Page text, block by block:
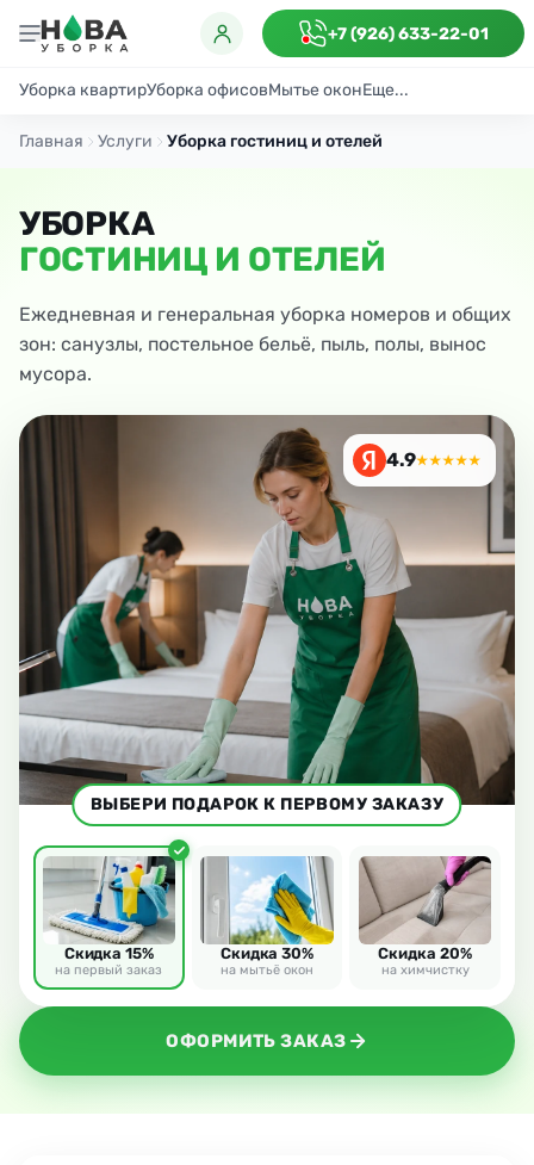
+7 (926) 633-22-01
Уборка квартирУборка офисовМытье оконЕще...
ГенеральнаяПоддерживающаяПосле ремонта
Главная Услуги Уборка гостиниц и отелей
УБОРКА
ГОСТИНИЦ И ОТЕЛЕЙ
Ежедневная и генеральная уборка номеров и общих
зон: санузлы, постельное бельё, пыль, полы, вынос
мусора.
ОФОРМИТЬ ЗАКАЗ
4.9★★★★★
ВЫБЕРИ ПОДАРОК К ПЕРВОМУ ЗАКАЗУ
Скидка 15%
на первый заказ
Скидка 30%
на мытьё окон
Скидка 20%
на химчистку